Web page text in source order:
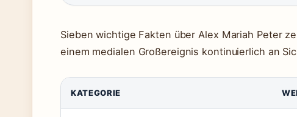
Sieben wichtige Fakten über Alex Mariah Peter
einem medialen Großereignis kontinuierlich an
KATEGORIE